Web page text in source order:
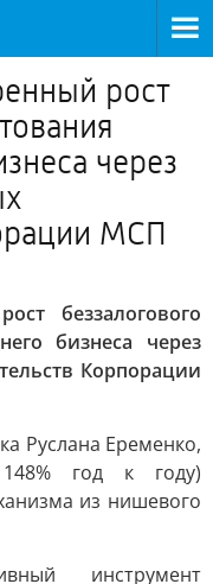
рост
через
МСП
беззалогового
бизнеса через
Корпорации
Руслана Еременко,
год к году)
из нишевого
инструмент